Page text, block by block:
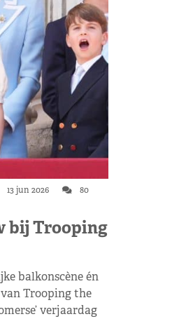
13 jun 2026
80
bij Trooping
balkonscène én
Trooping the
verjaardag